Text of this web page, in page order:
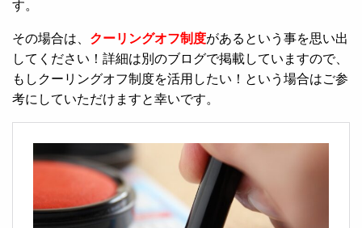
す。
その場合は、 クーリングオフ制度があるという事を思い出
してください！詳細は別のブログで掲載していますので、
もしクーリングオフ制度を活用したい！という場合はご参
考にしていただけますと幸いです。